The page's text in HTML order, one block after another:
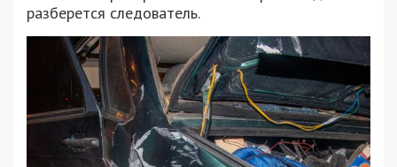
разберется следователь.